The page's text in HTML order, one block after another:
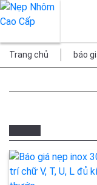
Trang chủ báo